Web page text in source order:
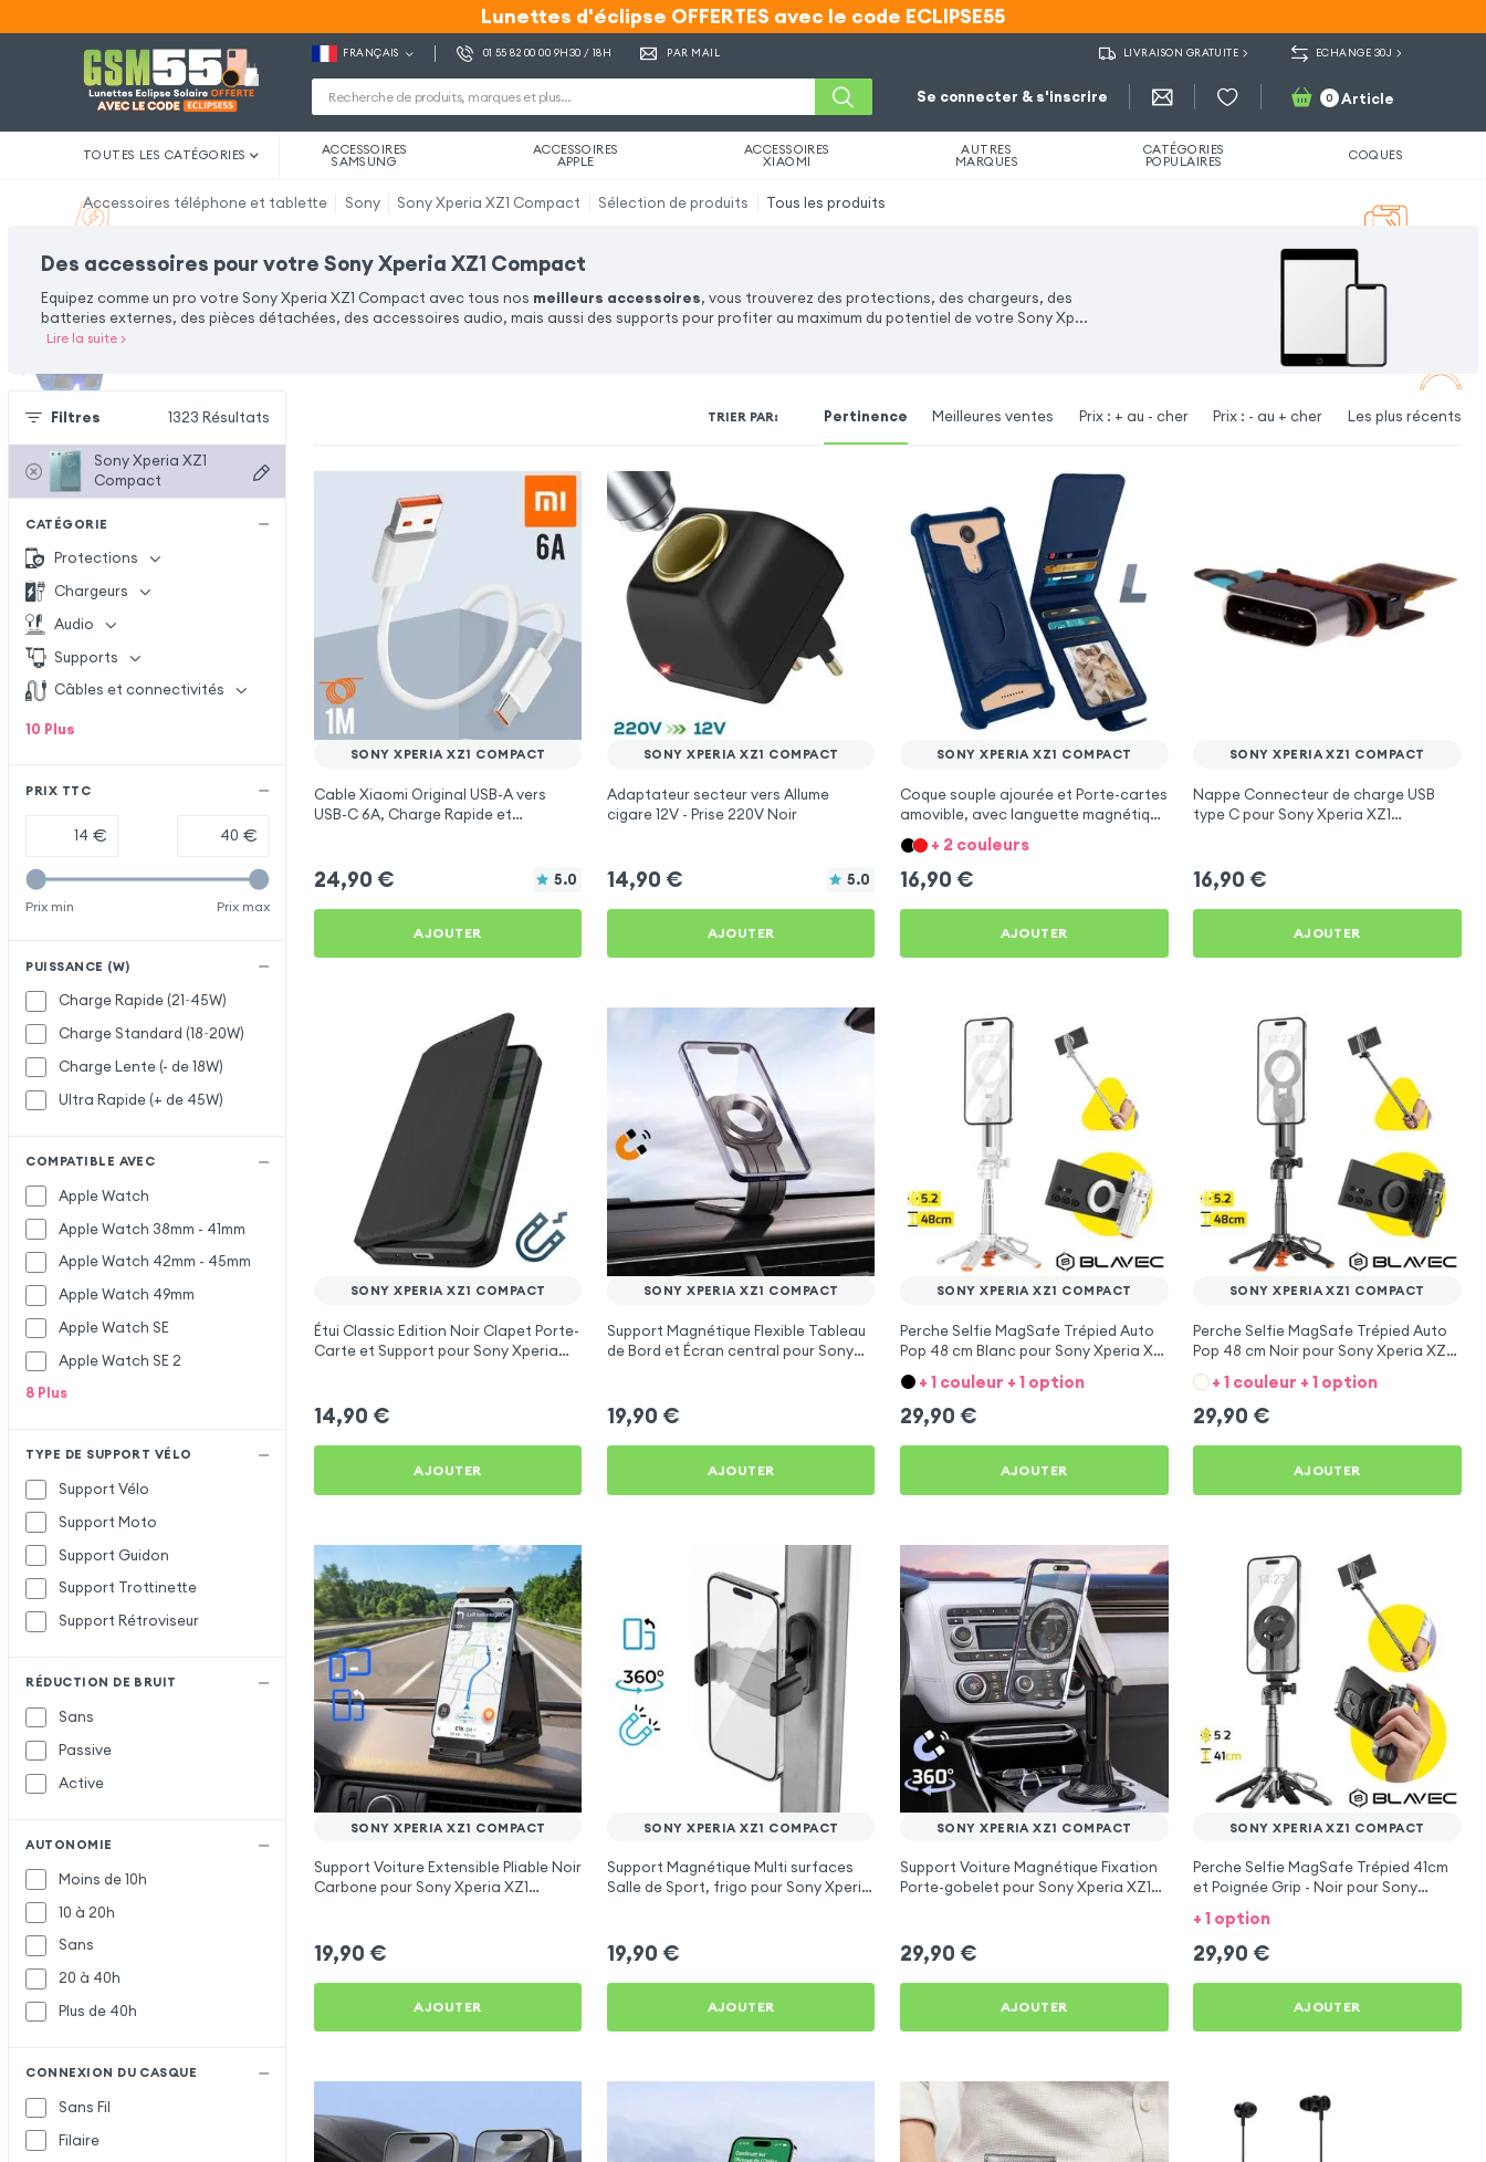
Lunettes d'éclipse OFFERTES avec le code ECLIPSE55
Lunettes d'éclipse OFFERTES avec le code ECLIPSE55
FRANÇAIS 01 55 82 00 00 9H30 / 18H PAR MAIL LIVRAISON GRATUITE ECHANGE 30J
Se connecter & s'inscrire 0 Article
TOUTES LES CATÉGORIES ACCESSOIRES
SAMSUNG
ACCESSOIRES
APPLE
ACCESSOIRES
XIAOMI
AUTRES
MARQUES
CATÉGORIES
POPULAIRES COQUES
Accessoires téléphone et tablette Sony Sony Xperia XZ1 Compact Sélection de produits Tous les produits
Des accessoires pour votre Sony Xperia XZ1 Compact
Equipez comme un pro votre Sony Xperia XZ1 Compact avec tous nos meilleurs accessoires, vous trouverez des protections, des chargeurs, des
batteries externes, des pièces détachées, des accessoires audio, mais aussi des supports pour profiter au maximum du potentiel de votre Sony Xp...
Lire la suite>
Filtres 1323 Résultats
Sony Xperia XZ1
Compact
CATÉGORIE
Protections
Chargeurs
Audio
Supports
Câbles et connectivités
10 Plus
PRIX TTC
€ €
Prix min Prix max
PUISSANCE (W)
Charge Rapide (21~45W)
Charge Standard (18~20W)
Charge Lente (- de 18W)
Ultra Rapide (+ de 45W)
COMPATIBLE AVEC
Apple Watch
Apple Watch 38mm - 41mm
Apple Watch 42mm - 45mm
Apple Watch 49mm
Apple Watch SE
Apple Watch SE 2
8 Plus
TYPE DE SUPPORT VÉLO
Support Vélo
Support Moto
Support Guidon
Support Trottinette
Support Rétroviseur
RÉDUCTION DE BRUIT
Sans
Passive
Active
AUTONOMIE
Moins de 10h
10 à 20h
Sans
20 à 40h
Plus de 40h
CONNEXION DU CASQUE
Sans Fil
Filaire
TRIER PAR: Pertinence Meilleures ventes Prix : + au - cher Prix : - au + cher Les plus récents
SONY XPERIA XZ1 COMPACT
Cable Xiaomi Original USB-A vers
USB-C 6A, Charge Rapide et
24,90 € 5.0
AJOUTER
SONY XPERIA XZ1 COMPACT
Adaptateur secteur vers Allume
cigare 12V - Prise 220V Noir
14,90 € 5.0
AJOUTER
SONY XPERIA XZ1 COMPACT
Coque souple ajourée et Porte-cartes
amovible, avec languette magnétique
Bleu nuit pour Sony Xperia XZ1
Compact+ 2 couleurs
16,90 €
AJOUTER
SONY XPERIA XZ1 COMPACT
Nappe Connecteur de charge USB
type C pour Sony Xperia XZ1
16,90 €
AJOUTER
SONY XPERIA XZ1 COMPACT
Étui Classic Edition Noir Clapet Porte-
Carte et Support pour Sony Xperia
14,90 €
AJOUTER
SONY XPERIA XZ1 COMPACT
Support Magnétique Flexible Tableau
de Bord et Écran central pour Sony
19,90 €
AJOUTER
SONY XPERIA XZ1 COMPACT
Perche Selfie MagSafe Trépied Auto
Pop 48 cm Blanc pour Sony Xperia XZ1
Compact
+ 1 couleur + 1 option
29,90 €
AJOUTER
SONY XPERIA XZ1 COMPACT
Perche Selfie MagSafe Trépied Auto
Pop 48 cm Noir pour Sony Xperia XZ1
Compact
+ 1 couleur + 1 option
29,90 €
AJOUTER
SONY XPERIA XZ1 COMPACT
Support Voiture Extensible Pliable Noir
Carbone pour Sony Xperia XZ1
19,90 €
AJOUTER
SONY XPERIA XZ1 COMPACT
Support Magnétique Multi surfaces
Salle de Sport, frigo pour Sony Xperia
19,90 €
AJOUTER
SONY XPERIA XZ1 COMPACT
Support Voiture Magnétique Fixation
Porte-gobelet pour Sony Xperia XZ1
29,90 €
AJOUTER
SONY XPERIA XZ1 COMPACT
Perche Selfie MagSafe Trépied 41cm
et Poignée Grip - Noir pour Sony
Xperia XZ1 Compact
+ 1 option
29,90 €
AJOUTER